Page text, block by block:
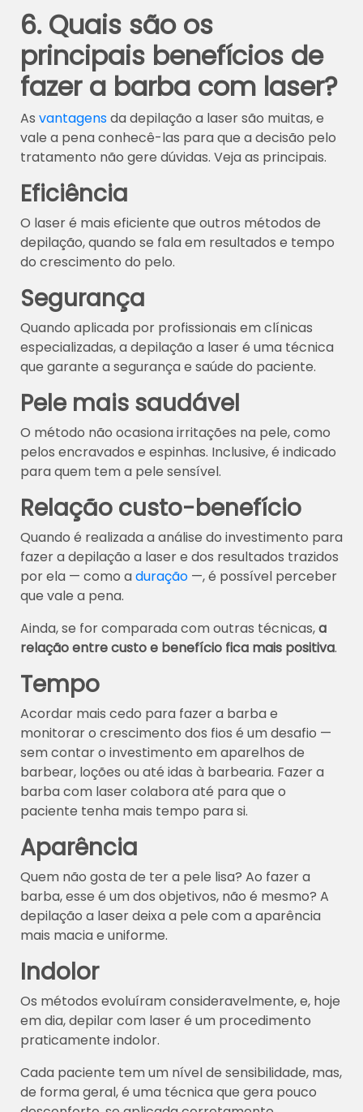
6. Quais são os
principais benefícios de
fazer a barba com laser?
As vantagensda depilação a laser são muitas, e
vale a pena conhecê-las para que a decisão pelo
tratamento não gere dúvidas. Veja as principais.
Eficiência
O laser é mais eficiente que outros métodos de
depilação, quando se fala em resultados e tempo
do crescimento do pelo.
Segurança
Quando aplicada por profissionais em clínicas
especializadas, a depilação a laser é uma técnica
que garante a segurança e saúde do paciente.
Pele mais saudável
O método não ocasiona irritações na pele, como
pelos encravados e espinhas. Inclusive, é indicado
para quem tem a pele sensível.
Relação custo-benefício
Quando é realizada a análise do investimento para
fazer a depilação a laser e dos resultados trazidos
por ela — como aduração —, é possível perceber
que vale a pena.
Ainda, se for comparada com outras técnicas,a
relação entre custo e benefício fica mais positiva.
Tempo
Acordar mais cedo para fazer a barba e
monitorar o crescimento dos fios é um desafio —
sem contar o investimento em aparelhos de
barbear, loções ou até idas à barbearia. Fazer a
barba com laser colabora até para que o
paciente tenha mais tempo para si.
Aparência
Quem não gosta de ter a pele lisa? Ao fazer a
barba, esse é um dos objetivos, não é mesmo? A
depilação a laser deixa a pele com a aparência
mais macia e uniforme.
Indolor
Os métodos evoluíram consideravelmente, e, hoje
em dia, depilar com laser é um procedimento
praticamente indolor.
Cada paciente tem um nível de sensibilidade, mas,
de forma geral, é uma técnica que gera pouco